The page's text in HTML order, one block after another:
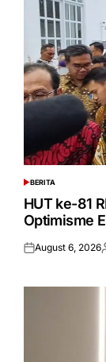
POSTED
IN
BERITA
HUT ke-81
Optimisme
Posted
August 6, 2026